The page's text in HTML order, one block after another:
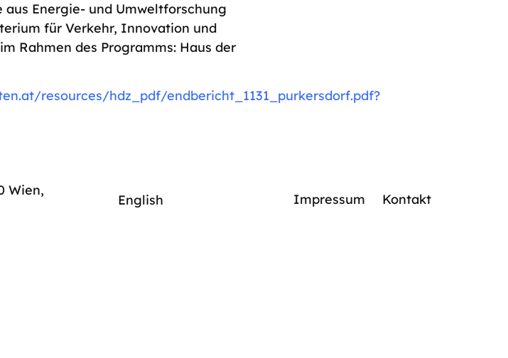
aus Energie- und Umweltforschung
für Verkehr, Innovation und
Rahmen des Programms: Haus der
resources/hdz_pdf/endbericht_1131_purkersdorf.pdf?
Wien,
English Impressum Kontakt